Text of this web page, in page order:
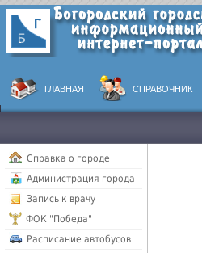
ГЛАВНАЯ СПРАВОЧНИК
Справка о городе
Администрация города
Запись к врачу
ФОК "Победа"
Расписание автобусов